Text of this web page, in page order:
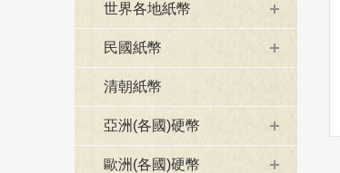
世界各地紙幣
民國紙幣
清朝紙幣
亞洲(各國)硬幣
歐洲(各國)硬幣